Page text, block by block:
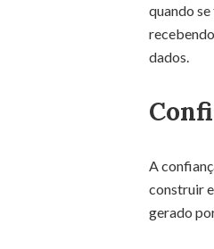
quando
dados.
A
construir
gerado